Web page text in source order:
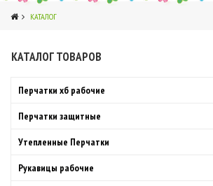
4
КАТАЛОГ
КАТАЛОГ ТОВАРОВ
Перчатки хб рабочие
Перчатки защитные
Утепленные Перчатки
Рукавицы рабочие